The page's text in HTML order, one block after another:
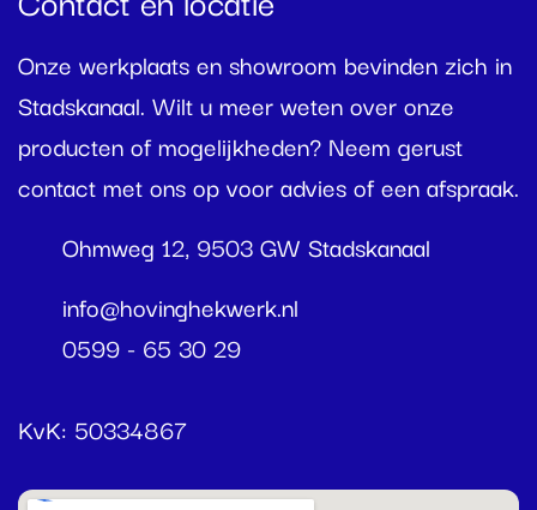
Onze werkplaats en showroom bevinden zich in
Stadskanaal. Wilt u meer weten over onze
producten of mogelijkheden? Neem gerust
contact met ons op voor advies of een afspraak.
Ohmweg 12, 9503 GW Stadskanaal
info@hovinghekwerk.nl
0599 - 65 30 29
KvK: 50334867